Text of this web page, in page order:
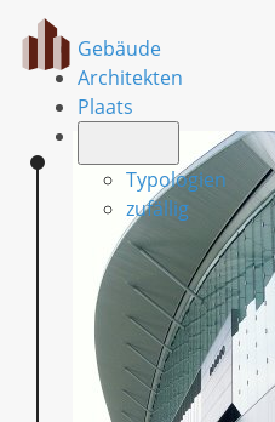
Gebäude
Architekten
Plaats
Typologien
zufällig